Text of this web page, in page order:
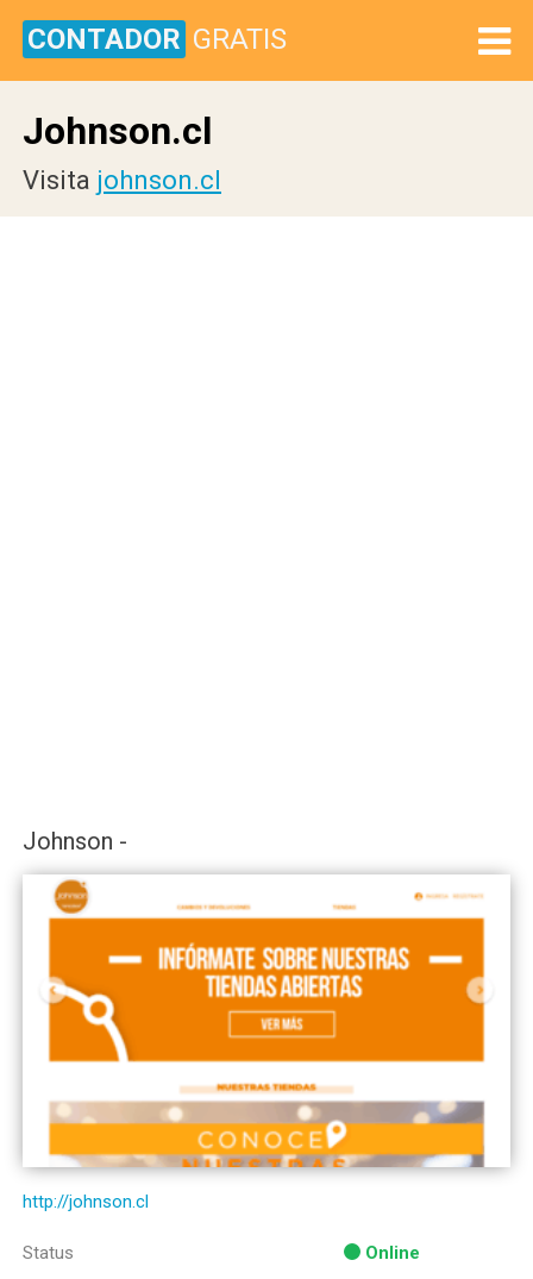
CONTADOR GRATIS
Johnson.cl
Visita johnson.cl
Johnson -
http://johnson.cl
Status Online